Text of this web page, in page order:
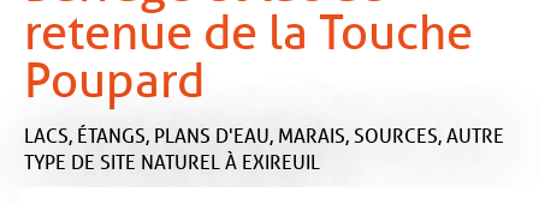
retenue de la Touche
Poupard
LACS, ÉTANGS, PLANS D'EAU, MARAIS, SOURCES,AUTRE
TYPE DE SITE NATUREL À EXIREUIL